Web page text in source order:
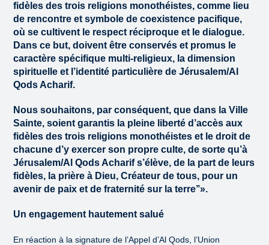
fidèles des trois religions monothéistes, comme lieu
de rencontre et symbole de coexistence pacifique,
où se cultivent le respect réciproque et le dialogue.
Dans ce but, doivent être conservés et promus le
caractère spécifique multi-religieux, la dimension
spirituelle et l’identité particulière de Jérusalem/Al
Qods Acharif.
Nous souhaitons, par conséquent, que dans la Ville
Sainte, soient garantis la pleine liberté d’accès aux
fidèles des trois religions monothéistes et le droit de
chacune d’y exercer son propre culte, de sorte qu’à
Jérusalem/Al Qods Acharif s’élève, de la part de leurs
fidèles, la prière à Dieu, Créateur de tous, pour un
avenir de paix et de fraternité sur la terre’’».
Un engagement hautement salué
En réaction à la signature de l’Appel d’Al Qods, l’Union